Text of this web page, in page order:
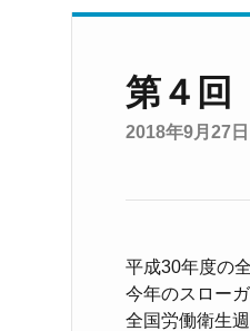
第４
2018年9月27日
平成30年度の
今年のスローガ
全国労働衛生